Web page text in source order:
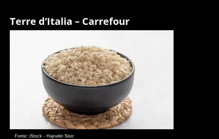
Terre d’Italia – Carrefour
Fonte: iStock - Hajrudin Sisic